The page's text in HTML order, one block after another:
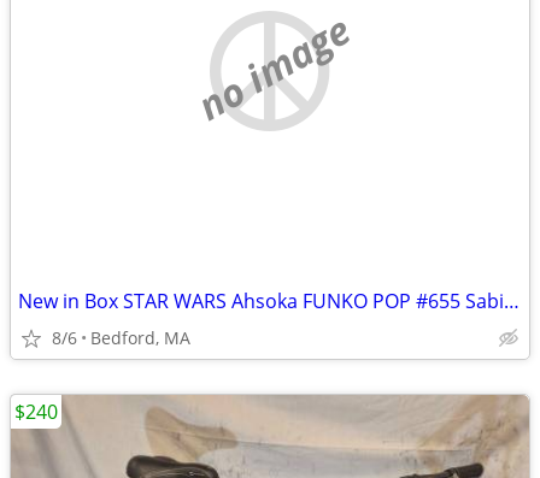
no image
New in Box STAR WARS Ahsoka FUNKO POP #655 Sabine Wren Amazon Exclusiv
8/6 Bedford, MA
$240